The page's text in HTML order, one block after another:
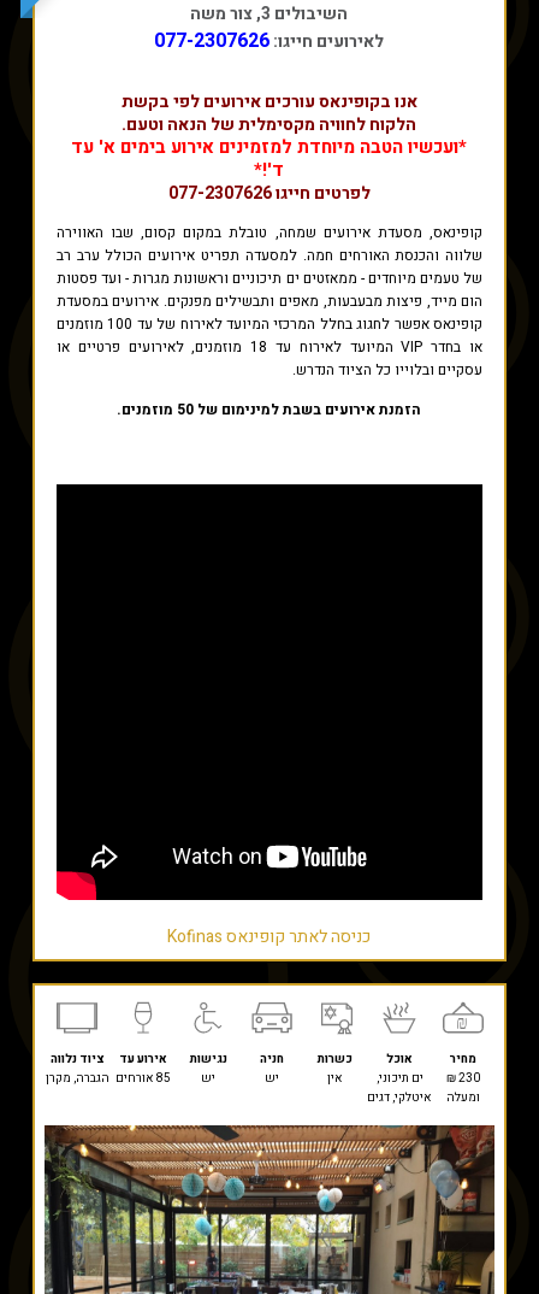
השיבולים 3, צור משה
לאירועים חייגו:077-2307626
אנו בקופינאס עורכים אירועים לפי בקשת
הלקוח לחוויה מקסימלית של הנאה וטעם.
*ועכשיו הטבה מיוחדת למזמינים אירוע בימים א' עד
ד'!*
לפרטים חייגו 077-2307626
קופינאס, מסעדת אירועים שמחה, טובלת במקום קסום, שבו האווירה
שלווה והכנסת האורחים חמה. למסעדה תפריט אירועים הכולל ערב רב
של טעמים מיוחדים - ממאזטים ים תיכוניים וראשונות מגרות - ועד פסטות
הום מייד, פיצות מבעבעות, מאפים ותבשילים מפנקים. אירועים במסעדת
קופינאס אפשר לחגוג בחלל המרכזי המיועד לאירוח של עד 100 מוזמנים
או בחדר VIP המיועד לאירוח עד 18 מוזמנים, לאירועים פרטיים או
עסקיים ובלוייו כל הציוד הנדרש.
הזמנת אירועים בשבת למינימום של 50 מוזמנים.
כניסה לאתר קופינאס Kofinas
מחיר אוכל כשרות חניה נגישות אירוע עד
ציוד נלווה
230 ₪
ומעלה
ים תיכוני,
איטלקי, דגים
אין יש יש 85 אורחים הגברה, מקרן